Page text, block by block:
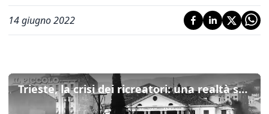
14 giugno 2022
Trieste, la crisi dei ricreatori: una realtà secolare unica in Italia